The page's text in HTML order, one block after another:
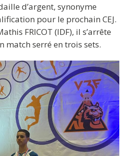
d’argent, synonyme
pour le prochain CEJ.
FRICOT (IDF), il s’arrête
match serré en trois sets.